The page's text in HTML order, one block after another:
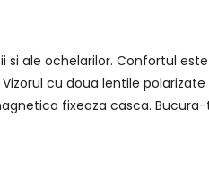
ale ochelarilor. Confortul
cu doua lentile
fixeaza casca.